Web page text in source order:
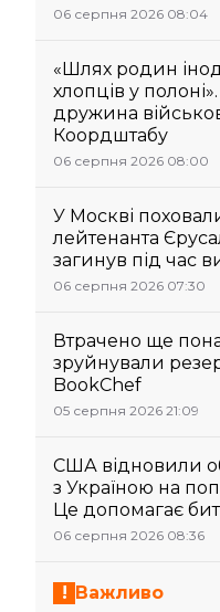
06 серпня 2026 08:04
«Шлях родин
хлопців у
дружина
Коордштабу
06 серпня 2026 08:00
У Москві
лейтенанта
загинув під час
06 серпня 2026 07:30
Втрачено ще
зруйнували
BookChef
05 серпня 2026 21:09
США відновили
з Україною на
Це допомагає
06 серпня 2026 08:36
Важливо